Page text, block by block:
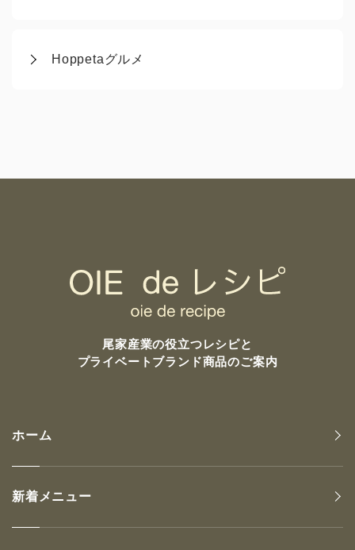
Hoppetaグルメ
尾家産業の役立つレシピと
プライベートブランド商品のご案内
ホーム
新着メニュー